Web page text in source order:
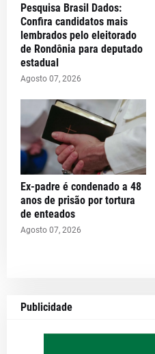
Pesquisa Brasil Dados:
Confira candidatos mais
lembrados pelo eleitorado
de Rondônia para deputado
estadual
Agosto 07, 2026
Ex-padre é condenado a 48
anos de prisão por tortura
de enteados
Agosto 07, 2026
Publicidade